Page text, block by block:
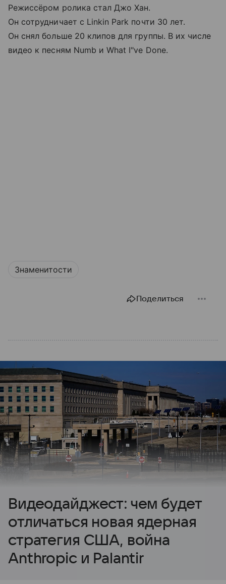
Режиссёром ролика стал Джо Хан.
Он сотрудничает с Linkin Park почти 30 лет.
Он снял больше 20 клипов для группы. В их числе
видео к песням Numb и What I"ve Done.
Знаменитости
Поделиться
Видеодайджест: чем будет
отличаться новая ядерная
стратегия США, война
Anthropic и Palantir